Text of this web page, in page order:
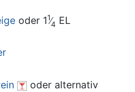
oder 11
4 EL
oder alternativ